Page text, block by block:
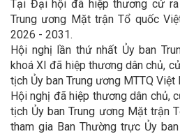
Tại Đại hội đã hiệp thương cử
Trung ương Mặt trận Tổ quốc
2026 - 2031.
Hội nghị lần thứ nhất Ủy ban
khoá XI đã hiệp thương dân chủ,
tịch Ủy ban Trung ương MTTQ Việt
Hội nghị đã hiệp thương dân chủ,
tịch Ủy ban Trung ương Mặt trận
tham gia Ban Thường trực Ủy